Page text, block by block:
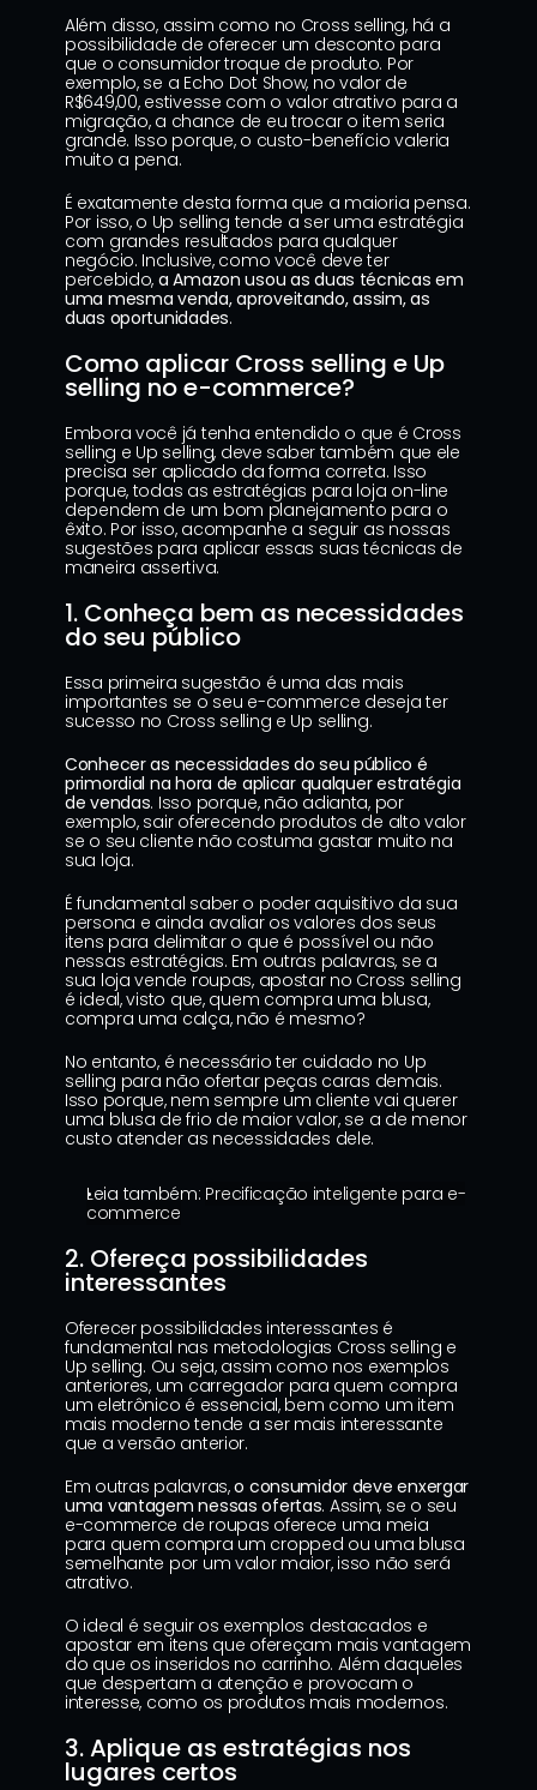
Além disso, assim como no Cross selling, há a
possibilidade de oferecer um desconto para
que o consumidor troque de produto. Por
exemplo, se a Echo Dot Show, no valor de
R$649,00, estivesse com o valor atrativo para a
migração, a chance de eu trocar o item seria
grande. Isso porque, o custo-benefício valeria
muito a pena.
É exatamente desta forma que a maioria pensa.
Por isso, o Up selling tende a ser uma estratégia
com grandes resultados para qualquer
negócio. Inclusive, como você deve ter
percebido, a Amazon usou as duas técnicas em
uma mesma venda, aproveitando, assim, as
duas oportunidades.
Como aplicar Cross selling e Up
selling no e-commerce?
Embora você já tenha entendido o que é Cross
selling e Up selling, deve saber também que ele
precisa ser aplicado da forma correta. Isso
porque, todas as estratégias para loja on-line
dependem de um bom planejamento para o
êxito. Por isso, acompanhe a seguir as nossas
sugestões para aplicar essas suas técnicas de
maneira assertiva.
1. Conheça bem as necessidades
do seu público
Essa primeira sugestão é uma das mais
importantes se o seu e-commerce deseja ter
sucesso no Cross selling e Up selling.
Conhecer as necessidades do seu público é
primordial na hora de aplicar qualquer estratégia
de vendas. Isso porque, não adianta, por
exemplo, sair oferecendo produtos de alto valor
se o seu cliente não costuma gastar muito na
sua loja.
persona e ainda avaliar os valores dos seus
itens para delimitar o que é possível ou não
nessas estratégias. Em outras palavras, se a
sua loja vende roupas, apostar no Cross selling
é ideal, visto que, quem compra uma blusa,
compra uma calça, não é mesmo?
No entanto, é necessário ter cuidado no Up
selling para não ofertar peças caras demais.
Isso porque, nem sempre um cliente vai querer
uma blusa de frio de maior valor, se a de menor
custo atender as necessidades dele.
Leia também: Precificação inteligente para e-
commerce
2. Ofereça possibilidades
interessantes
Oferecer possibilidades interessantes é
fundamental nas metodologias Cross selling e
Up selling. Ou seja, assim como nos exemplos
anteriores, um carregador para quem compra
um eletrônico é essencial, bem como um item
mais moderno tende a ser mais interessante
que a versão anterior.
Em outras palavras, o consumidor deve enxergar
uma vantagem nessas ofertas. Assim, se o seu
e-commerce de roupas oferece uma meia
para quem compra um cropped ou uma blusa
semelhante por um valor maior, isso não será
atrativo.
O ideal é seguir os exemplos destacados e
apostar em itens que ofereçam mais vantagem
do que os inseridos no carrinho. Além daqueles
que despertam a atenção e provocam o
interesse, como os produtos mais modernos.
3. Aplique as estratégias nos
lugares certos